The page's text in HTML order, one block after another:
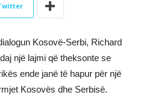
Kosovë-Serbi, Richard
një lajmi që theksonte se
ende janë të hapur për një
Kosovës dhe Serbisë.